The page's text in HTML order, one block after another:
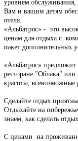
уровнем обслуживания,
Вам и вашим детям
отеля.
«Альбатрос» - это
ценам для отдыха с
пакет дополнительных
«Альбатрос»
ресторане "Облака"
красоты, всевозможные
Сделайте отдых
Отдыхайте на
знаем, как сделать
С ценами на